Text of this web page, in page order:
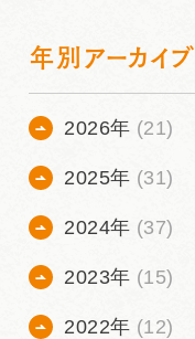
年別アーカイブ
2026年 (21)
2025年 (31)
2024年 (37)
2023年 (15)
2022年 (12)